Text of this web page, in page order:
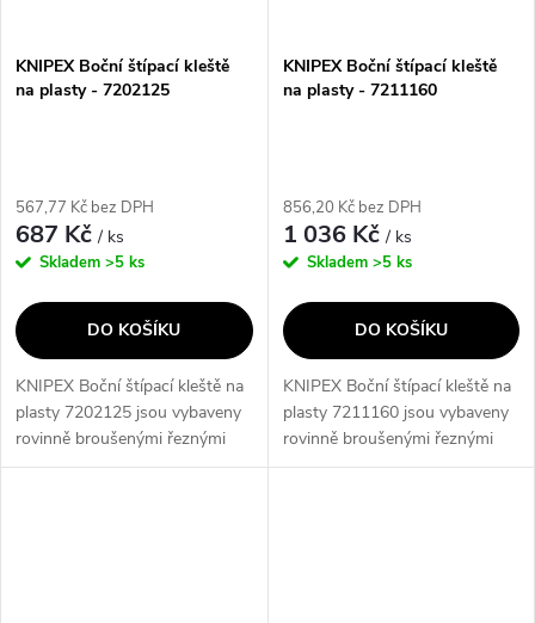
KNIPEX Boční štípací kleště
na plasty - 7202125
567,77 Kč bez DPH
687 Kč/ ks
Skladem >5 ks
DO KOŠÍKU
KNIPEX Boční štípací kleště na
plasty 7202125 jsou vybaveny
rovinně broušenými řeznými
plochami, které umožňují
KNIPEX Boční štípací kleště
na plasty - 7211160
856,20 Kč bez DPH
1 036 Kč/ ks
Skladem >5 ks
DO KOŠÍKU
KNIPEX Boční štípací kleště na
plasty 7211160 jsou vybaveny
rovinně broušenými řeznými
plochami, které umožňují